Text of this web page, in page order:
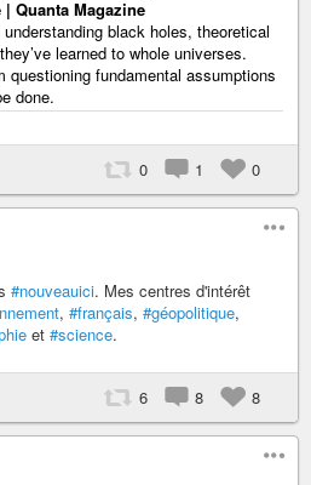
Quanta Magazine
black holes, theoretical
learned to whole universes.
questioning fundamental assumptions
done.
0 1 0
#nouveauici. Mes centres d'intérêt
, #français, #géopolitique,
et #science.
6 8 8